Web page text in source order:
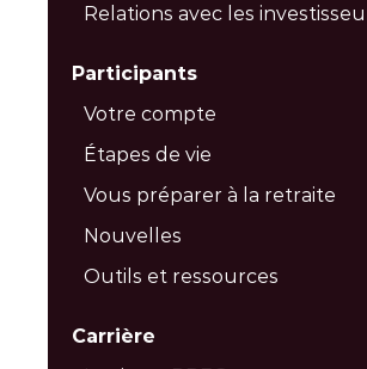
Relations avec les
Participants
Votre compte
Étapes de vie
Vous préparer à la retraite
Nouvelles
Outils et ressources
Carrière